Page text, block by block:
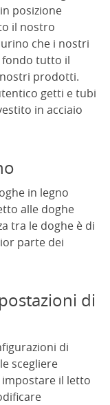
posizione
il nostro
che i nostri
tutto il
prodotti.
getti e tubi
in acciaio
in legno
alle doghe
tra le doghe è di
parte dei
di
di
scegliere
impostare il letto